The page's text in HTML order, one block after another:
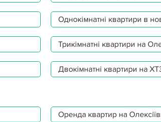
Однокімнатні квартири в
Трикімнатні квартири на
Двокімнатні квартири на
Оренда квартир на